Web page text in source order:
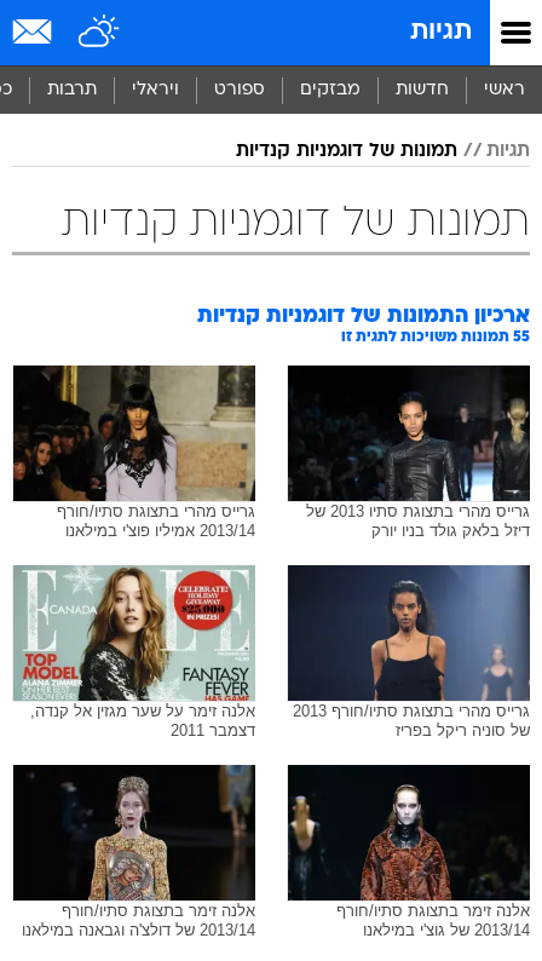
תגיות
ראשי חדשות מבזקים ספורט ויראלי תרבות
תגיות תמונות של דוגמניות קנדיות
תמונות של דוגמניות קנדיות
ארכיון התמונות של דוגמניות קנדיות
55 תמונות משויכות לתגית זו
גרייס מהרי בתצוגת סתיו 2013 של
דיזל בלאק גולד בניו יורק
גרייס מהרי בתצוגת סתיו/חורף
2013/14 אמיליו פוצ'י במילאנו
גרייס מהרי בתצוגת סתיו/חורף 2013
של סוניה ריקל בפריז
אלנה זימר על שער מגזין אל קנדה,
דצמבר 2011
אלנה זימר בתצוגת סתיו/חורף
2013/14 של גוצ'י במילאנו
אלנה זימר בתצוגת סתיו/חורף
2013/14 של דולצ'ה וגבאנה במילאנו